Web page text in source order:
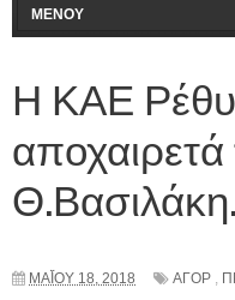
Η ΚΑΕ
αποχαιρετά
Θ.Βασιλάκη.
ΜΑΪ́ΟΥ 18, 2018 ΑΓΟΡ ,